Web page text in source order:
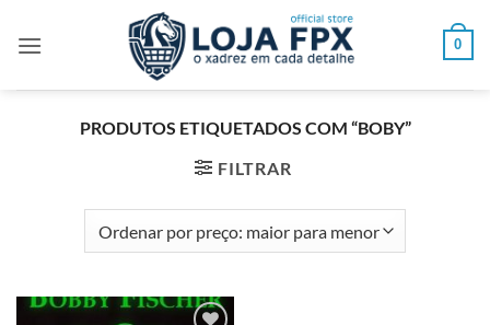
0
PRODUTOS ETIQUETADOS COM “BOBY”
FILTRAR